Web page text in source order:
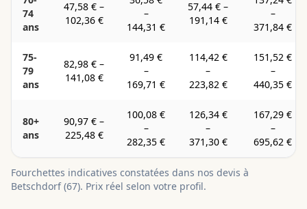
74
ans
47,58 € –
102,36 €
–
144,31 €
57,44 € –
191,14 €
–
371,84 €
75-
79
ans
82,98 € –
141,08 €
91,49 €
–
169,71 €
114,42 €
–
223,82 €
151,52 €
–
440,35 €
80+
ans
90,97 € –
225,48 €
100,08 €
–
282,35 €
126,34 €
–
371,30 €
167,29 €
–
695,62 €
Fourchettes indicatives constatées dans nos devis à
Betschdorf(67). Prix réel selon votre profil.